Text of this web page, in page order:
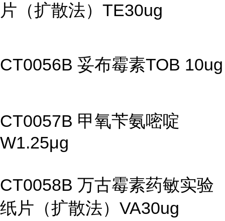
片（扩散法）TE30ug
CT0056B 妥布霉素TOB 10ug
CT0057B 甲氧苄氨嘧啶
W1.25μg
CT0058B 万古霉素药敏实验
纸片（扩散法）VA30ug